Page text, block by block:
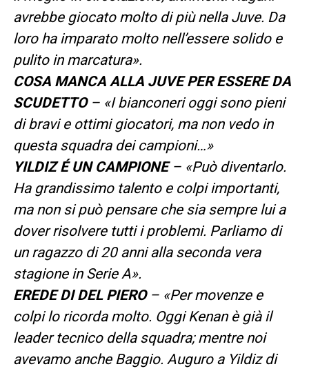
avrebbe giocato molto di più nella Juve. Da
loro ha imparato molto nell’essere solido e
pulito in marcatura».
COSA MANCA ALLA JUVE PER ESSERE DA
SCUDETTO– «I bianconeri oggi sono pieni
di bravi e ottimi giocatori, ma non vedo in
questa squadra dei campioni…»
YILDIZ É UN CAMPIONE– «Può diventarlo.
Ha grandissimo talento e colpi importanti,
ma non si può pensare che sia sempre lui a
dover risolvere tutti i problemi. Parliamo di
un ragazzo di 20 anni alla seconda vera
stagione in Serie A».
EREDE DI DEL PIERO – «Per movenze e
colpi lo ricorda molto. Oggi Kenan è già il
leader tecnico della squadra; mentre noi
avevamo anche Baggio. Auguro a Yildiz di